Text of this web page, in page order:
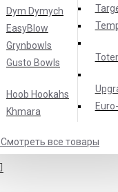
Dym Dymych
EasyBlow
Grynbowls
Gusto Bowls
Hoob Hookahs
Khmara
Смотреть все товары